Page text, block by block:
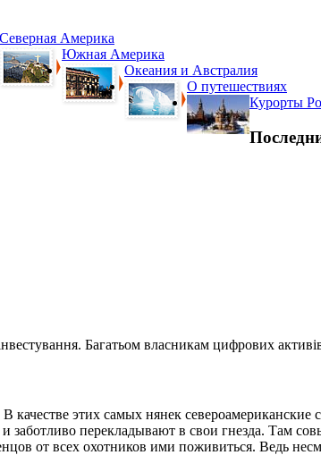
Северная Америка
Южная Америка
Океания и Австралия
О путешествиях
Курорты
Багатьом власникам цифрових
этих самых нянек
перекладывают в свои гнезда. Там
от всех охотников ими поживиться. Ведь